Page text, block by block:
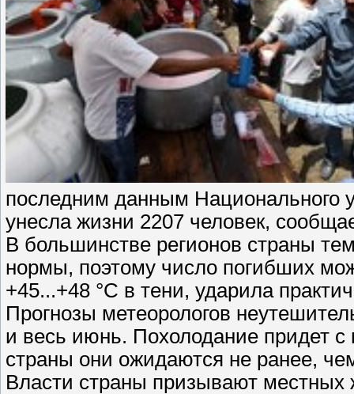
последним данным Национального
унесла жизни 2207 человек,
В большинстве регионов страны
нормы, поэтому число погибших
+45...+48 °С в тени, ударила
Прогнозы метеорологов
и весь июнь. Похолодание придет
страны они ожидаются не ранее,
Власти страны призывают местных